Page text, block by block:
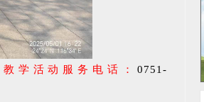
学活动服务电话： 0751-